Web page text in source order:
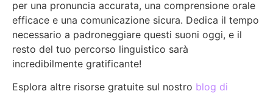
per una pronuncia accurata, una comprensione orale
efficace e una comunicazione sicura. Dedica il tempo
necessario a padroneggiare questi suoni oggi, e il
resto del tuo percorso linguistico sarà
incredibilmente gratificante!
Esplora altre risorse gratuite sul nostro blog di